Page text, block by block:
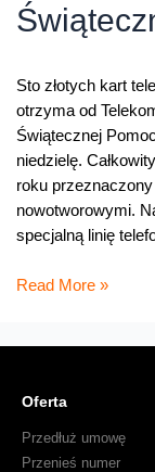
Sto złotych kart
otrzyma od
Świątecznej
niedzielę.
roku
nowotworowymi.
specjalną linię
Karty
Wielkiej
Orkiestry
Świątecznej
Read More »
Oferta
Przedłuż umowę
Przenieś numer